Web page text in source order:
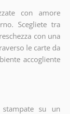
con amore
Scegliete tra
con una
le carte da
accogliente
su un